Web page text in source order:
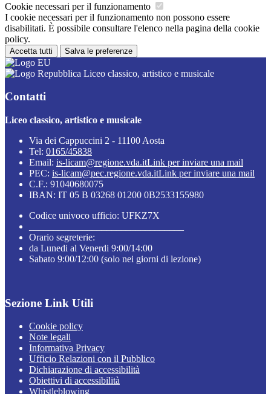
Cookie necessari per il funzionamento
I cookie necessari per il funzionamento non possono essere
disabilitati. È possibile consultare l'elenco nella pagina della cookie
policy.
Accetta tutti Salva le preferenze
Liceo classico, artistico e musicale
Contatti
Liceo classico, artistico e musicale
Via dei Cappuccini 2 - 11100 Aosta
Tel: 0165/45838
Email: is-licam@regione.vda.itLink per inviare una mail
PEC: is-licam@pec.regione.vda.itLink per inviare una mail
C.F.: 91040680075
IBAN: IT 05 B 03268 01200 0B2533155980
Codice univoco ufficio: UFKZ7X
Orario segreterie:
da Lunedi al Venerdi 9:00/14:00
Sabato 9:00/12:00 (solo nei giorni di lezione)
Sezione Link Utili
Cookie policy
Note legali
Informativa Privacy
Ufficio Relazioni con il Pubblico
Dichiarazione di accessibilità
Obiettivi di accessibilità
Whistleblowing